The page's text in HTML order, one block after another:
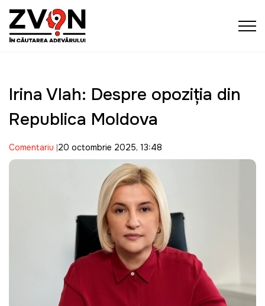
Irina Vlah: Despre opoziţia din
Republica Moldova
Comentariu 20 octombrie 2025, 13:48